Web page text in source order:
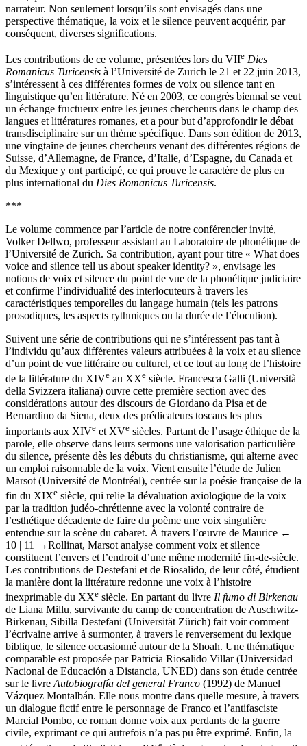
narrateur. Non seulement lorsqu’ils sont envisagés dans une
perspective thématique, la voix et le silence peuvent acquérir, par
conséquent, diverses significations.
Les contributions de ce volume, présentées lors du VIIe Dies
Romanicus Turicensis à l’Université de Zurich le 21 et 22 juin 2013,
s’intéressent à ces différentes formes de voix ou silence tant en
linguistique qu’en littérature. Né en 2003, ce congrès biennal se veut
un échange fructueux entre les jeunes chercheurs dans le champ des
langues et littératures romanes, et a pour but d’approfondir le débat
transdisciplinaire sur un thème spécifique. Dans son édition de 2013,
une vingtaine de jeunes chercheurs venant des différentes régions de
Suisse, d’Allemagne, de France, d’Italie, d’Espagne, du Canada et
du Mexique y ont participé, ce qui prouve le caractère de plus en
plus international du Dies Romanicus Turicensis.
***
Le volume commence par l’article de notre conférencier invité,
Volker Dellwo, professeur assistant au Laboratoire de phonétique de
l’Université de Zurich. Sa contribution, ayant pour titre « What does
voice and silence tell us about speaker identity? », envisage les
notions de voix et silence du point de vue de la phonétique judiciaire
et confirme l’individualité des interlocuteurs à travers les
caractéristiques temporelles du langage humain (tels les patrons
prosodiques, les aspects rythmiques ou la durée de l’élocution).
Suivent une série de contributions qui ne s’intéressent pas tant à
l’individu qu’aux différentes valeurs attribuées à la voix et au silence
d’un point de vue littéraire ou culturel, et ce tout au long de l’histoire
de la littérature du XIVe au XXe siècle. Francesca Galli (Università
della Svizzera italiana) ouvre cette première section avec des
considérations autour des discours de Giordano da Pisa et de
Bernardino da Siena, deux des prédicateurs toscans les plus
importants aux XIVe et XVe siècles. Partant de l’usage éthique de la
parole, elle observe dans leurs sermons une valorisation particulière
du silence, présente dès les débuts du christianisme, qui alterne avec
un emploi raisonnable de la voix. Vient ensuite l’étude de Julien
Marsot (Université de Montréal), centrée sur la poésie française de la
fin du XIXe siècle, qui relie la dévaluation axiologique de la voix
par la tradition judéo-chrétienne avec la volonté contraire de
l’esthétique décadente de faire du poème une voix singulière
entendue sur la scène du cabaret. À travers l’œuvre de Maurice ←
10 | 11 →Rollinat, Marsot analyse comment voix et silence
constituent l’envers et l’endroit d’une même modernité fin-de-siècle.
Les contributions de Destefani et de Riosalido, de leur côté, étudient
la manière dont la littérature redonne une voix à l’histoire
inexprimable du XXe siècle. En partant du livre Il fumo di Birkenau
de Liana Millu, survivante du camp de concentration de Auschwitz-
Birkenau, Sibilla Destefani (Universität Zürich) fait voir comment
l’écrivaine arrive à surmonter, à travers le renversement du lexique
biblique, le silence occasionné autour de la Shoah. Une thématique
comparable est proposée par Patricia Riosalido Villar (Universidad
Nacional de Educación a Distancia, UNED) dans son étude centrée
sur le livreAutobiografía del general Franco (1992) de Manuel
Vázquez Montalbán. Elle nous montre dans quelle mesure, à travers
un dialogue fictif entre le personnage de Franco et l’antifasciste
Marcial Pombo, ce roman donne voix aux perdants de la guerre
civile, exprimant ce qui autrefois n’a pas pu être exprimé. Enfin, la